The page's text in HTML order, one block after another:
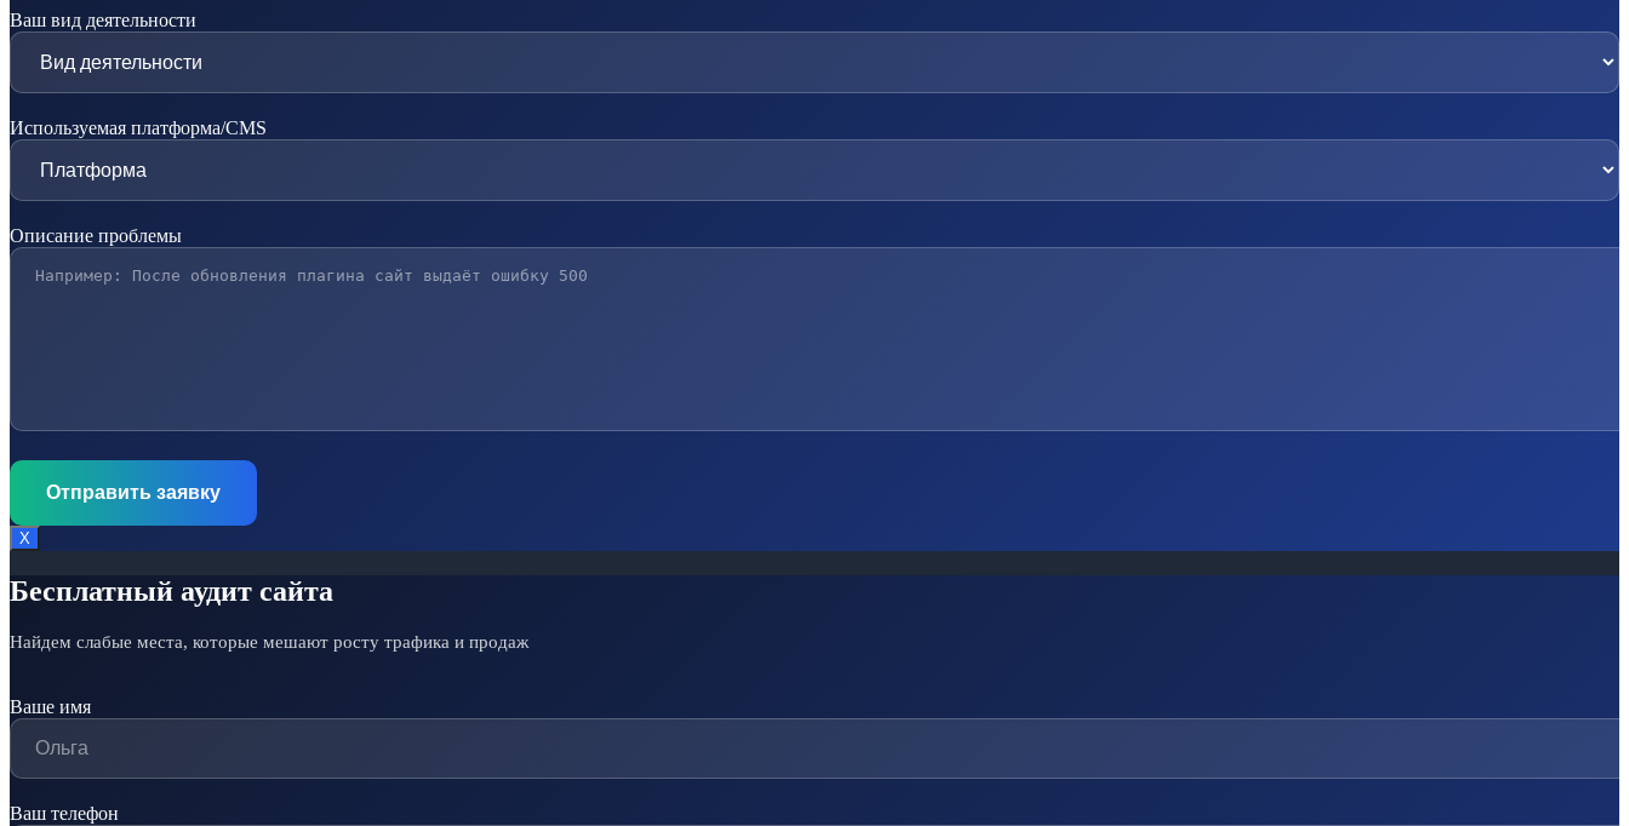
Ваш вид деятельности
Используемая платформа/CMS
Описание проблемы
Х
Бесплатный аудит сайта
Найдем слабые места, которые мешают росту трафика и продаж
Ваше имя
Ваш телефон